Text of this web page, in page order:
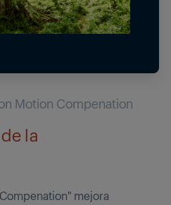
Motion Compenation
la
mejora